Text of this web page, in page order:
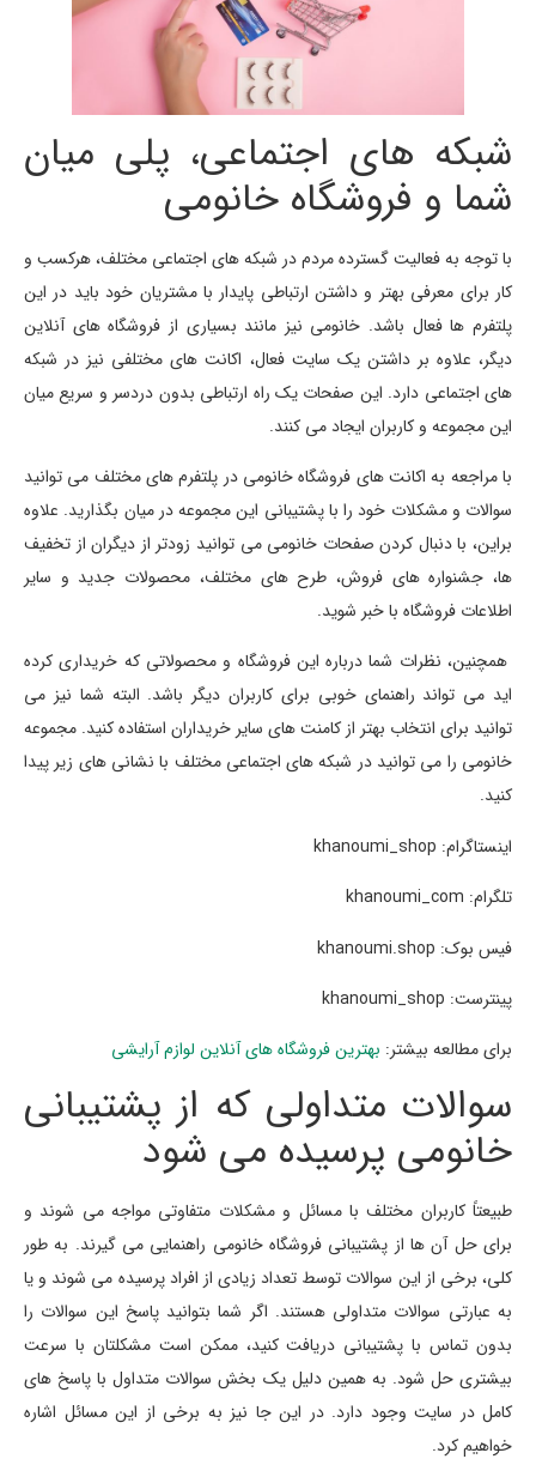
شبکه های اجتماعی، پلی میان
شما و فروشگاه خانومی
با توجه به فعالیت گسترده مردم در شبکه های اجتماعی مختلف، هرکسب و
کار برای معرفی بهتر و داشتن ارتباطی پایدار با مشتریان خود باید در این
پلتفرم ها فعال باشد. خانومی نیز مانند بسیاری از فروشگاه های آنلاین
دیگر، علاوه بر داشتن یک سایت فعال، اکانت های مختلفی نیز در شبکه
های اجتماعی دارد. این صفحات یک راه ارتباطی بدون دردسر و سریع میان
این مجموعه و کاربران ایجاد می کنند.
با مراجعه به اکانت های فروشگاه خانومی در پلتفرم های مختلف می توانید
سوالات و مشکلات خود را با پشتیبانی این مجموعه در میان بگذارید. علاوه
براین، با دنبال کردن صفحات خانومی می توانید زودتر از دیگران از تخفیف
ها، جشنواره های فروش، طرح های مختلف، محصولات جدید و سایر
اطلاعات فروشگاه با خبر شوید.
همچنین، نظرات شما درباره این فروشگاه و محصولاتی که خریداری کرده
اید می تواند راهنمای خوبی برای کاربران دیگر باشد. البته شما نیز می
توانید برای انتخاب بهتر از کامنت های سایر خریداران استفاده کنید. مجموعه
خانومی را می توانید در شبکه های اجتماعی مختلف با نشانی های زیر پیدا
کنید.
اینستاگرام: khanoumi_shop
تلگرام: khanoumi_com
فیس بوک: khanoumi.shop
پینترست: khanoumi_shop
برای مطالعه بیشتر: بهترین فروشگاه های آنلاین لوازم آرایشی
سوالات متداولی که از پشتیبانی
خانومی پرسیده می شود
طبیعتاً کاربران مختلف با مسائل و مشکلات متفاوتی مواجه می شوند و
برای حل آن ها از پشتیبانی فروشگاه خانومی راهنمایی می گیرند. به طور
کلی، برخی از این سوالات توسط تعداد زیادی از افراد پرسیده می شوند و یا
به عبارتی سوالات متداولی هستند. اگر شما بتوانید پاسخ این سوالات را
بدون تماس با پشتیبانی دریافت کنید، ممکن است مشکلتان با سرعت
بیشتری حل شود. به همین دلیل یک بخش سوالات متداول با پاسخ های
کامل در سایت وجود دارد. در این جا نیز به برخی از این مسائل اشاره
خواهیم کرد.